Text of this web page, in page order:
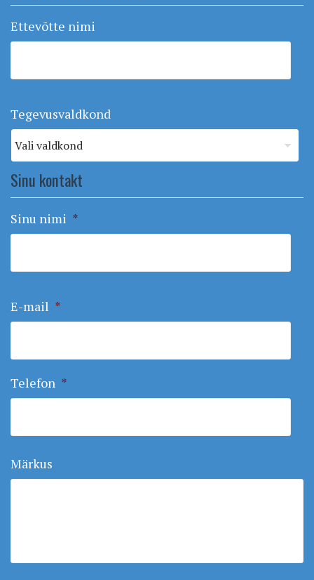
Ettevõtte nimi
Tegevusvaldkond
Sinu kontakt
Sinu nimi *
E-mail *
Telefon *
Märkus